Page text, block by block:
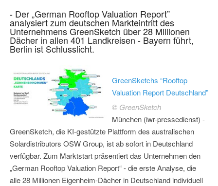
- Der „German Rooftop Valuation Report”
analysiert zum deutschen Markteintritt des
Unternehmens GreenSketch über 28 Millionen
Dächer in allen 401 Landkreisen - Bayern führt,
Berlin ist Schlusslicht.
GreenSketchs “Rooftop
Valuation Report Deutschland”
© GreenSketch
München (iwr-pressedienst) -
GreenSketch, die KI-gestützte Plattform des australischen
Solardistributors OSW Group, ist ab sofort in Deutschland
verfügbar. Zum Marktstart präsentiert das Unternehmen den
„German Rooftop Valuation Report“ - die erste Analyse, die
alle 28 Millionen Eigenheim-Dächer in Deutschland individuell